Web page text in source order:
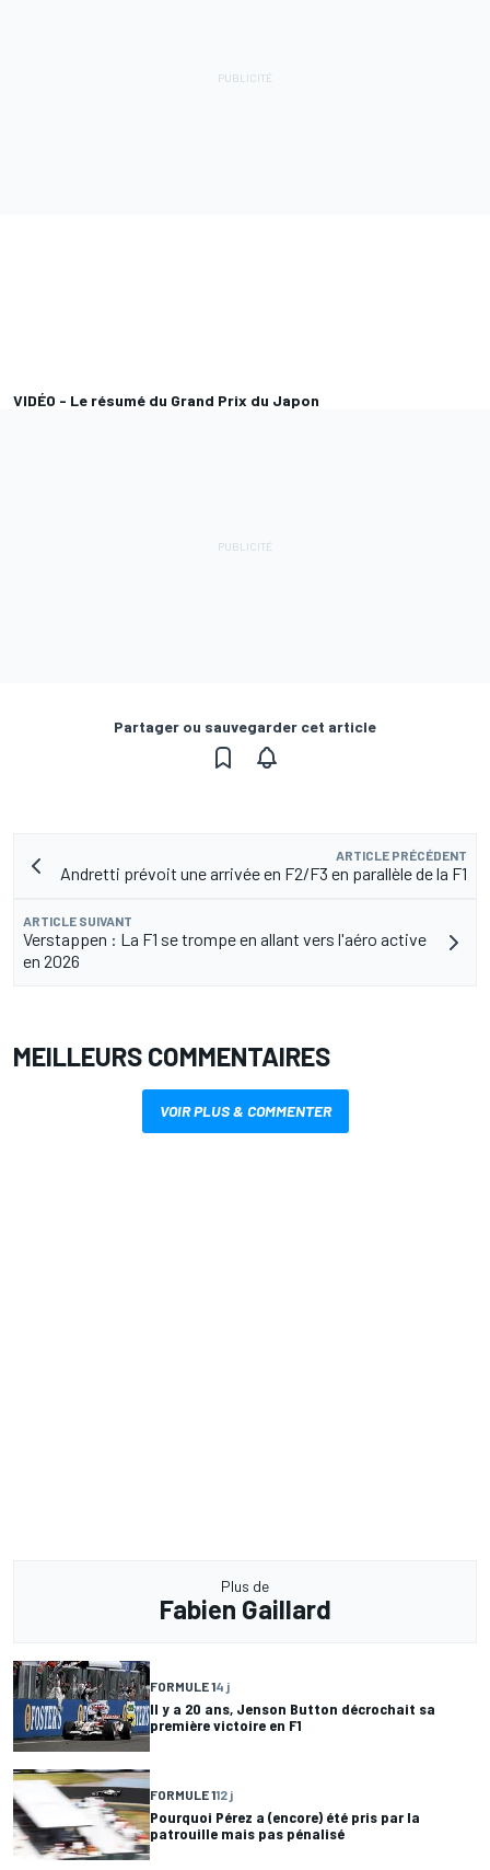
VIDÉO - Le résumé du Grand Prix du Japon
Partager ou sauvegarder cet article
ARTICLE PRÉCÉDENT
Andretti prévoit une arrivée en F2/F3 en parallèle de la F1
ARTICLE SUIVANT
Verstappen : La F1 se trompe en allant vers l'aéro active
en 2026
MEILLEURS COMMENTAIRES
VOIR PLUS & COMMENTER
Plus de
Fabien Gaillard
FORMULE 14 j
Il y a 20 ans, Jenson Button décrochait sa
première victoire en F1
FORMULE 112 j
Pourquoi Pérez a (encore) été pris par la
patrouille mais pas pénalisé